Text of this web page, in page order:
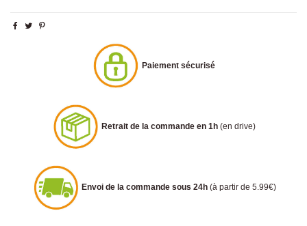
Paiement sécurisé
Retrait de la commande en 1h (en drive)
Envoi de la commande sous 24h (à partir de 5.99€)